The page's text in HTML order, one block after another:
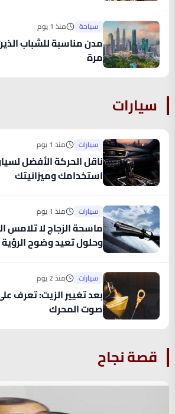
سياحة منذ 1 يوم
مدن مناسبة للشباب
مرة
سيارات
سيارات منذ 1 يوم
ناقل الحركة الأفضل
استخدامك وميزانيتك
سيارات منذ 1 يوم
وحلول تعيد وضوح الرؤية
سيارات منذ 2 يوم
بعد تغيير الزيت: تعرف
صوت المحرك
قصة نجاح